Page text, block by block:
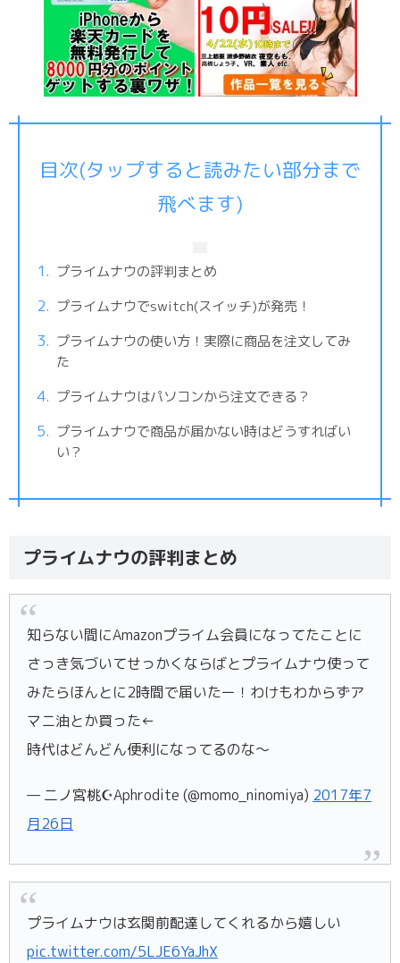
目次(タップすると読みたい部分まで
飛べます)
プライムナウの評判まとめ
プライムナウでswitch(スイッチ)が発売！
プライムナウの使い方！実際に商品を注文してみ
た
プライムナウはパソコンから注文できる？
プライムナウで商品が届かない時はどうすればい
い？
プライムナウの評判まとめ
知らない間にAmazonプライム会員になってたことに
さっき気づいてせっかくならばとプライムナウ使って
みたらほんとに2時間で届いたー！わけもわからずア
マニ油とか買った←
時代はどんどん便利になってるのな〜
— 二ノ宮桃☪︎Aphrodite (@momo_ninomiya) 2017年7
月26日
プライムナウは玄関前配達してくれるから嬉しい
pic.twitter.com/5LJE6YaJhX